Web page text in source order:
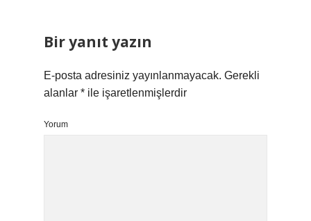
Bir yanıt yazın
E-posta adresiniz yayınlanmayacak. Gerekli
alanlar * ile işaretlenmişlerdir
Yorum